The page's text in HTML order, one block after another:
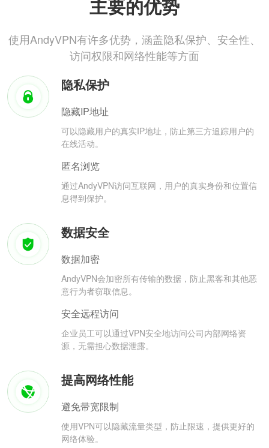
主要的优势
使用AndyVPN有许多优势，涵盖隐私保护、安全性、
访问权限和网络性能等方面
隐私保护
隐藏IP地址
可以隐藏用户的真实IP地址，防止第三方追踪用户的
在线活动。
匿名浏览
通过AndyVPN访问互联网，用户的真实身份和位置信
息得到保护。
数据安全
数据加密
AndyVPN会加密所有传输的数据，防止黑客和其他恶
意行为者窃取信息。
安全远程访问
企业员工可以通过VPN安全地访问公司内部网络资
源，无需担心数据泄露。
提高网络性能
避免带宽限制
使用VPN可以隐藏流量类型，防止限速，提供更好的
网络体验。